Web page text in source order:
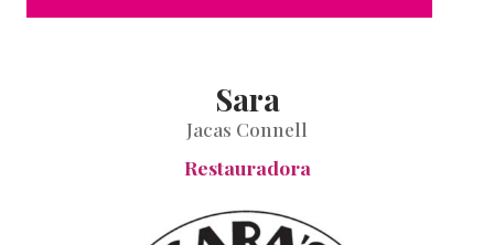
Sara
Jacas Connell
Restauradora